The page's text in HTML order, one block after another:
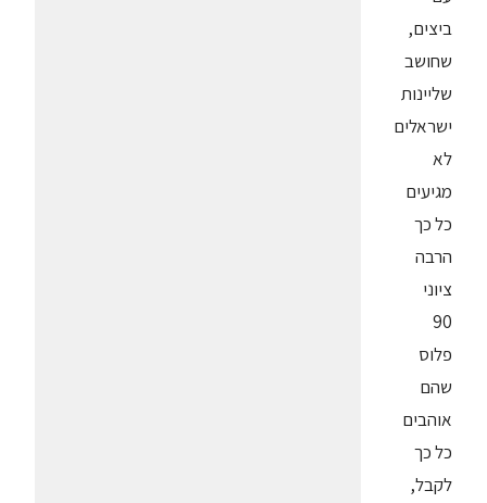
ביצים,
שחושב
שליינות
ישראלים
לא
מגיעים
כל כך
הרבה
ציוני
90
פלוס
שהם
אוהבים
כל כך
לקבל,